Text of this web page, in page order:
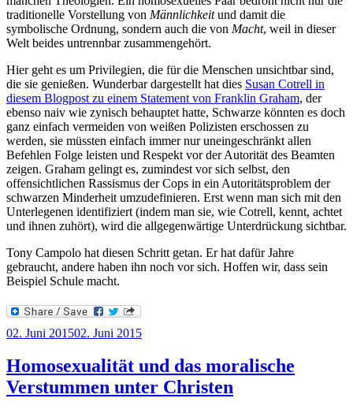
traditionelle Vorstellung von Männlichkeitund damit die
symbolische Ordnung, sondern auch die von Macht, weil in dieser
Welt beides untrennbar zusammengehört.
Hier geht es um Privilegien, die für die Menschen unsichtbar sind,
die sie genießen. Wunderbar dargestellt hat dies Susan Cotrell in
diesem Blogpost zu einem Statement von Franklin Graham, der
ebenso naiv wie zynisch behauptet hatte, Schwarze könnten es doch
ganz einfach vermeiden von weißen Polizisten erschossen zu
werden, sie müssten einfach immer nur uneingeschränkt allen
Befehlen Folge leisten und Respekt vor der Autorität des Beamten
zeigen. Graham gelingt es, zumindest vor sich selbst, den
offensichtlichen Rassismus der Cops in ein Autoritätsproblem der
schwarzen Minderheit umzudefinieren. Erst wenn man sich mit den
Unterlegenen identifiziert (indem man sie, wie Cotrell, kennt, achtet
und ihnen zuhört), wird die allgegenwärtige Unterdrückung sichtbar.
Tony Campolo hat diesen Schritt getan. Er hat dafür Jahre
gebraucht, andere haben ihn noch vor sich. Hoffen wir, dass sein
Beispiel Schule macht.
Veröffentlicht
02. Juni 201502. Juni 2015
Homosexualität und das moralische
Verstummen unter Christen